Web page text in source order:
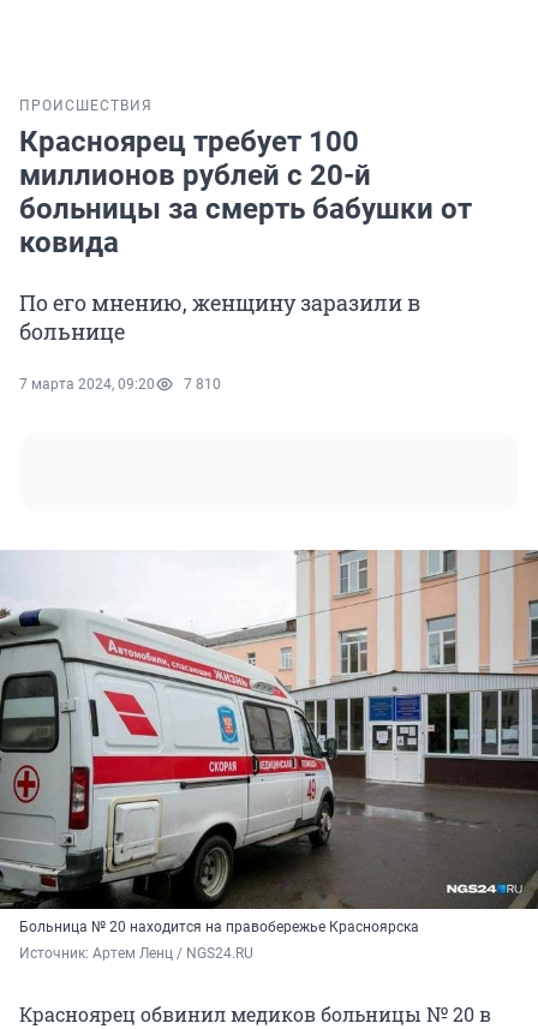
ПРОИСШЕСТВИЯ
Красноярец требует 100
миллионов рублей с 20-й
больницы за смерть бабушки от
ковида
По его мнению, женщину заразили в
больнице
7 марта 2024, 09:20 7 810
Больница № 20 находится на правобережье Красноярска
Источник: Артем Ленц / NGS24.RU
Красноярец обвинил медиков больницы № 20 в